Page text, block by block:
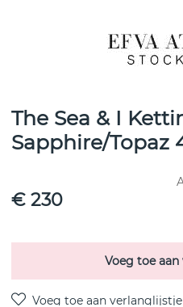
The Sea & I
Sapphire/Topaz
€ 230
Voeg toe